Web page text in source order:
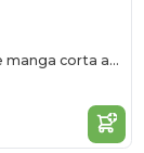
Remera jersey de béisbol de manga corta absorbente